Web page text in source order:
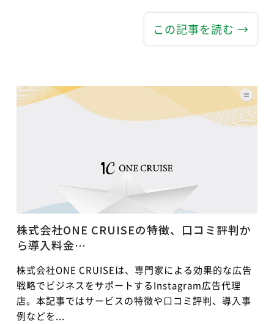
この記事を読む →
株式会社ONE CRUISEの特徴、口コミ評判か
ら導入料金…
株式会社ONE CRUISEは、専門家による効果的な広告
戦略でビジネスをサポートするInstagram広告代理
店。本記事ではサービスの特徴や口コミ評判、導入事
例などを...